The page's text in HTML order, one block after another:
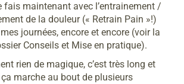
fais maintenant avec l’entrainement /
de la douleur (« Retrain Pain »!)
journées, encore et encore (voir la
Conseils et Mise en pratique).
rien de magique, c’est très long et
marche au bout de plusieurs